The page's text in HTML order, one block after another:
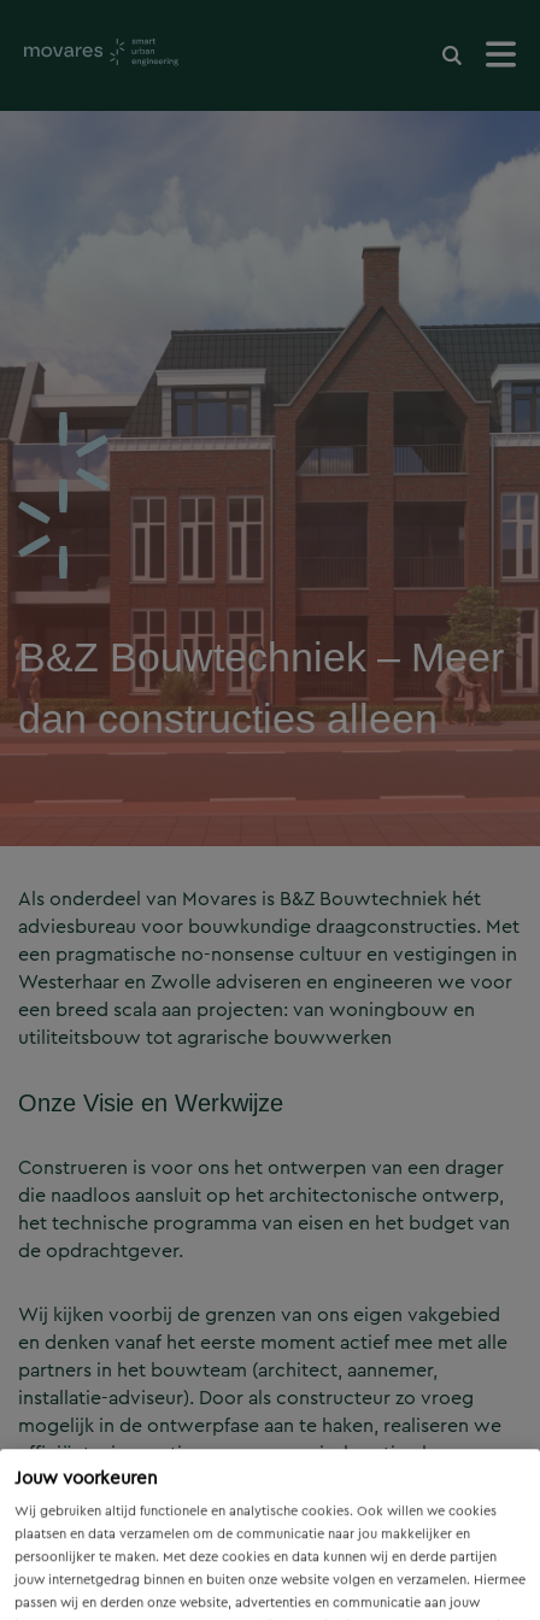
Jouw voorkeuren
Wij gebruiken altijd functionele en analytische cookies. Ook willen we cookies
plaatsen en data verzamelen om de communicatie naar jou makkelijker en
persoonlijker te maken. Met deze cookies en data kunnen wij en derde partijen
jouw internetgedrag binnen en buiten onze website volgen en verzamelen. Hiermee
passen wij en derden onze website, advertenties en communicatie aan jouw
B&Z Bouwtechniek – Meer
dan constructies alleen
Als onderdeel van Movares is B&Z Bouwtechniek hét
adviesbureau voor bouwkundige draagconstructies. Met
een pragmatische no-nonsense cultuur en vestigingen in
Westerhaar en Zwolle adviseren en engineeren we voor
een breed scala aan projecten: van woningbouw en
utiliteitsbouw tot agrarische bouwwerken
Onze Visie en Werkwijze
Construeren is voor ons het ontwerpen van een drager
die naadloos aansluit op het architectonische ontwerp,
het technische programma van eisen en het budget van
de opdrachtgever.
Wij kijken voorbij de grenzen van ons eigen vakgebied
en denken vanaf het eerste moment actief mee met alle
partners in het bouwteam (architect, aannemer,
installatie-adviseur). Door als constructeur zo vroeg
mogelijk in de ontwerpfase aan te haken, realiseren we
efficiënte, innovatieve en economisch optimale
constructies — voor zowel nieuwbouw als renovatie.
Onze Expertises en Activiteiten
B&Z Bouwtechniek verzorgt het volledige constructieve